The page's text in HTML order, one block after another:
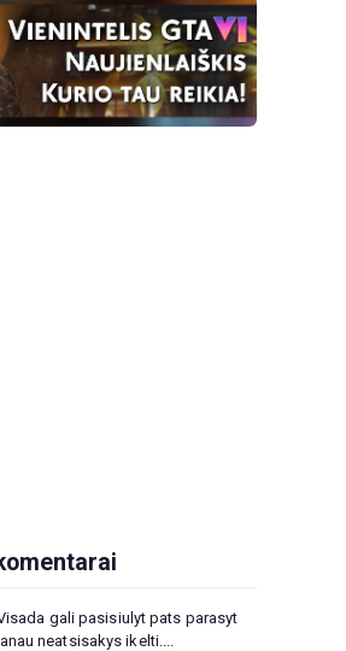
gali pasisiulyt pats parasyt
neatsisakys ikelti....